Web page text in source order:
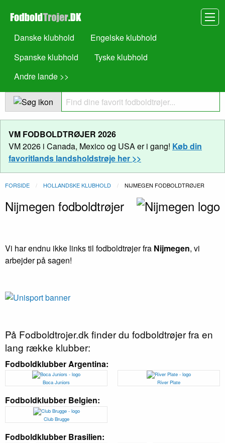
Danske klubhold
Engelske klubhold
Spanske klubhold
Tyske klubhold
Andre lande >>
VM FODBOLDTRØJER 2026
VM 2026 i Canada, Mexico og USA er i gang! Køb din
favoritlands landsholdstrøje her >>
FORSIDE HOLLANDSKE KLUBHOLD NUVÆRENDE:
NIJMEGEN FODBOLDTRØJER
Nijmegen fodboldtrøjer
Vi har endnu ikke links til fodboldtrøjer fra Nijmegen, vi
arbejder på sagen!
På Fodboldtrojer.dk finder du fodboldtrøjer fra en
lang række klubber:
Fodboldklubber Argentina:
Boca Juniors River Plate
Fodboldklubber Belgien:
Club Brugge
Fodboldklubber Brasilien: